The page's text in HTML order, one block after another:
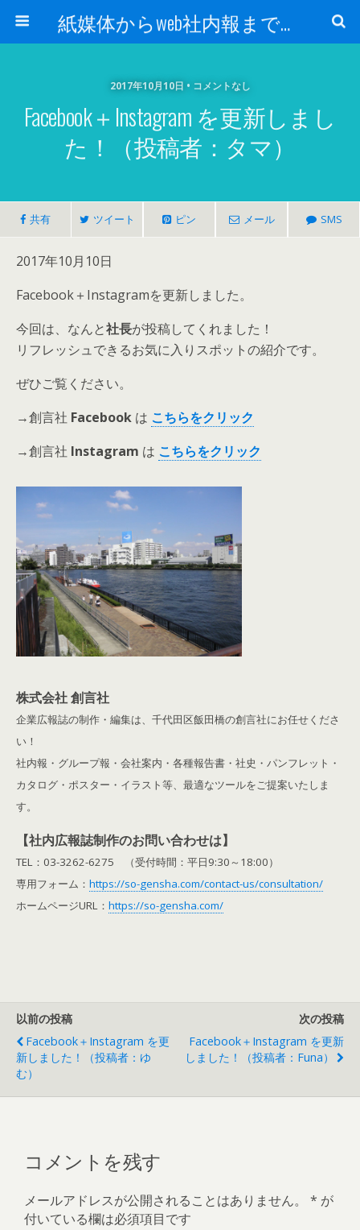
紙媒体からweb社内報まで 社内報制作会社 創言社：東京都千代田区飯田橋駅から１分
2017年10月10日 • コメントなし
Facebook＋Instagram を更新しまし
た！（投稿者：タマ）
共有 ツイート ピン メール SMS
2017年10月10日
Facebook＋Instagramを更新しました。
今回は、なんと社長が投稿してくれました！
リフレッシュできるお気に入りスポットの紹介です。
ぜひご覧ください。
→創言社 Facebook は こちらをクリック
→創言社 Instagram は こちらをクリック
株式会社 創言社
企業広報誌の制作・編集は、千代田区飯田橋の創言社にお任せくださ
い！
社内報・グループ報・会社案内・各種報告書・社史・パンフレット・
カタログ・ポスター・イラスト等、最適なツールをご提案いたしま
す。
【社内広報誌制作のお問い合わせは】
TEL：03-3262-6275 （受付時間：平日9:30～18:00）
専用フォーム： https://so-gensha.com/contact-us/consultation/
ホームページURL： https://so-gensha.com/
以前の投稿
Facebook＋Instagram を更
新しました！（投稿者：ゆ
む）
次の投稿
Facebook＋Instagram を更新
しました！（投稿者：funa）
コメントを残す
メールアドレスが公開されることはありません。 * が
付いている欄は必須項目です